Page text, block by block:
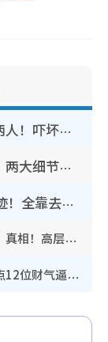
简淑儿染金发剪短头发气质判若两人！吓坏老公麦大力都认不出：“你做什么？”
汤洛雯传终于有好消息造人成功！两大细节曝孕味极浓引猜测：大肚婆先会咁！
五索亲揭10年前负债人生逆袭奇迹！全靠去一地方转运后即遇上马先生
林芊妤亲解12年前“残厕Gathering”真相！高层解约一句话重创尊严，至今拒返TVB
《爱·回家》隐形富豪卧虎藏龙！盘点12位财气逼人的有钱艺人：这位美女3亿身家不愁做